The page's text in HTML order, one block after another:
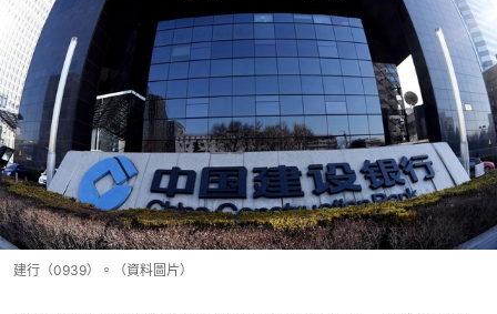
建行（0939）。（資料圖片）